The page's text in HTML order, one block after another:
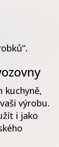
kuchyně,
výrobu.
i jako